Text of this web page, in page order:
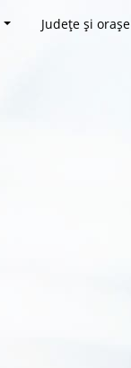
Județe și orașe